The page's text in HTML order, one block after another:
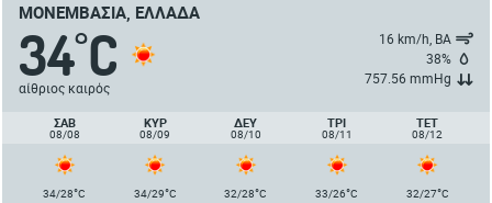
ΜΟΝΕΜΒΑΣΙΆ, ΕΛΛΆΔΑ
34°C
αίθριος καιρός
16 km/h, ΒΑ
38%
757.56 mmHg
ΣΑΒ
08/08
ΚΥΡ
08/09
ΔΕΥ
08/10
ΤΡΙ
08/11
ΤΕΤ
08/12
34/28°C 34/29°C 32/28°C 33/26°C 32/27°C